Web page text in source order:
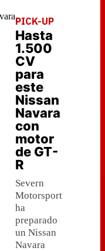
PICK-UP
Hasta
1.500
CV
para
este
Nissan
Navara
con
motor
de GT-
R
Severn
Motorsport
ha
preparado
un Nissan
Navara